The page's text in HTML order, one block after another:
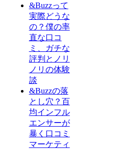
&Buzzって
実際どうな
の？僕の率
直な口コ
ミ、ガチな
評判とノリ
ノリの体験
談
&Buzzの落
とし穴？百
均インフル
エンサーが
暴く口コミ
マーケティ